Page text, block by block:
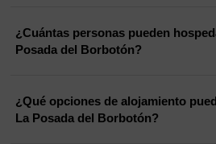
¿Cuántas personas pueden
Posada del Borbotón?
¿Qué opciones de alojamiento
La Posada del Borbotón?